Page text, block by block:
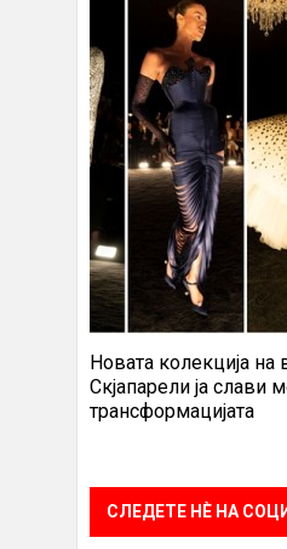
Новата колекција на
Скјапарели ја слави
трансформацијата
СЛЕДЕТЕ НÈ НА